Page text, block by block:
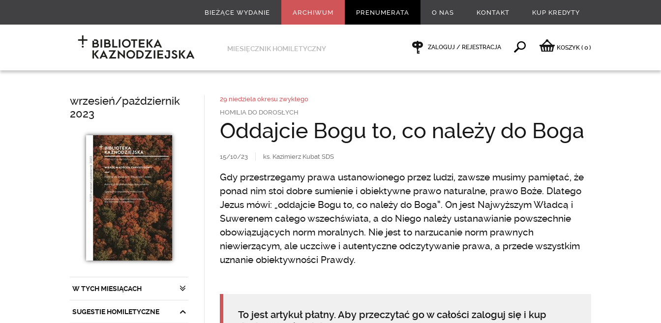
BIEŻĄCE WYDANIE ARCHIWUM PRENUMERATA O NAS KONTAKT KUP KREDYTY
MIESIĘCZNIK HOMILETYCZNY ZALOGUJ / REJESTRACJA KOSZYK ( 0)
wrzesień/październik
2023
W TYCH MIESIĄCACH
SUGESTIE HOMILETYCZNE
29 niedziela okresu zwykłego
HOMILIA DO DOROSŁYCH
Oddajcie Bogu to, co należy do Boga
15/10/23 ks. Kazimierz Kubat SDS
Gdy przestrzegamy prawa ustanowionego przez ludzi, zawsze musimy pamiętać, że
ponad nim stoi dobre sumienie i obiektywne prawo naturalne, prawo Boże. Dlatego
Jezus mówi: „oddajcie Bogu to, co należy do Boga”. On jest Najwyższym Władcą i
Suwerenem całego wszechświata, a do Niego należy ustanawianie powszechnie
obowiązujących norm moralnych. Nie jest to narzucanie norm prawnych
niewierzącym, ale uczciwe i autentyczne odczytywanie prawa, a przede wszystkim
uznanie obiektywności Prawdy.
To jest artykuł płatny. Aby przeczytać go w całości zaloguj się i kup